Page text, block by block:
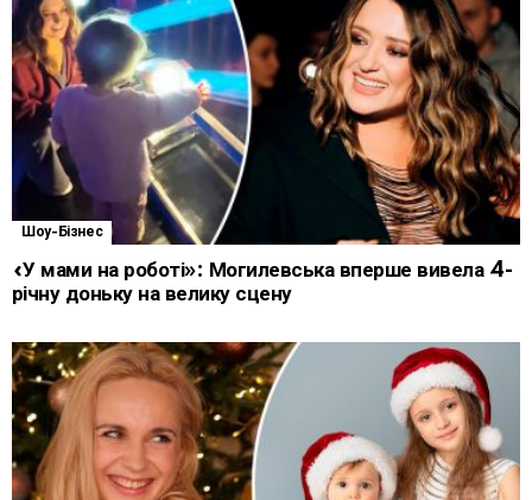
Шоу-Бізнес
«У мами на роботі»: Могилевська вперше вивела 4-
річну доньку на велику сцену